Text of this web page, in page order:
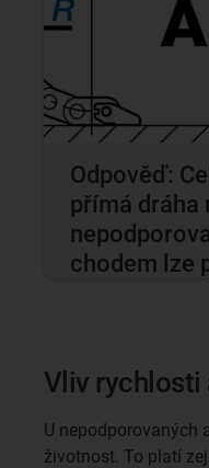
Odpověď:
přímá dráha
chodem lze
Vliv rychlosti
U nepodporovaných
životnost. To platí